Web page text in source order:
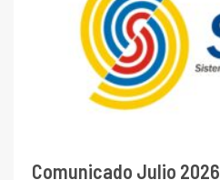
Comunicado Julio 2026